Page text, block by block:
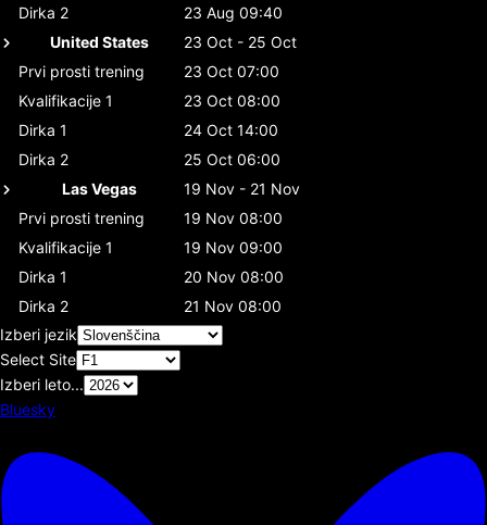
Dirka 2
23 Aug 09:40
United States
23 Oct - 25 Oct
Prvi prosti trening
23 Oct 07:00
Kvalifikacije 1
23 Oct 08:00
Dirka 1
24 Oct 14:00
Dirka 2
25 Oct 06:00
Las Vegas
19 Nov - 21 Nov
Prvi prosti trening
19 Nov 08:00
Kvalifikacije 1
19 Nov 09:00
Dirka 1
20 Nov 08:00
Dirka 2
21 Nov 08:00
Izberi jezik
Select Site
Izberi leto...
Bluesky